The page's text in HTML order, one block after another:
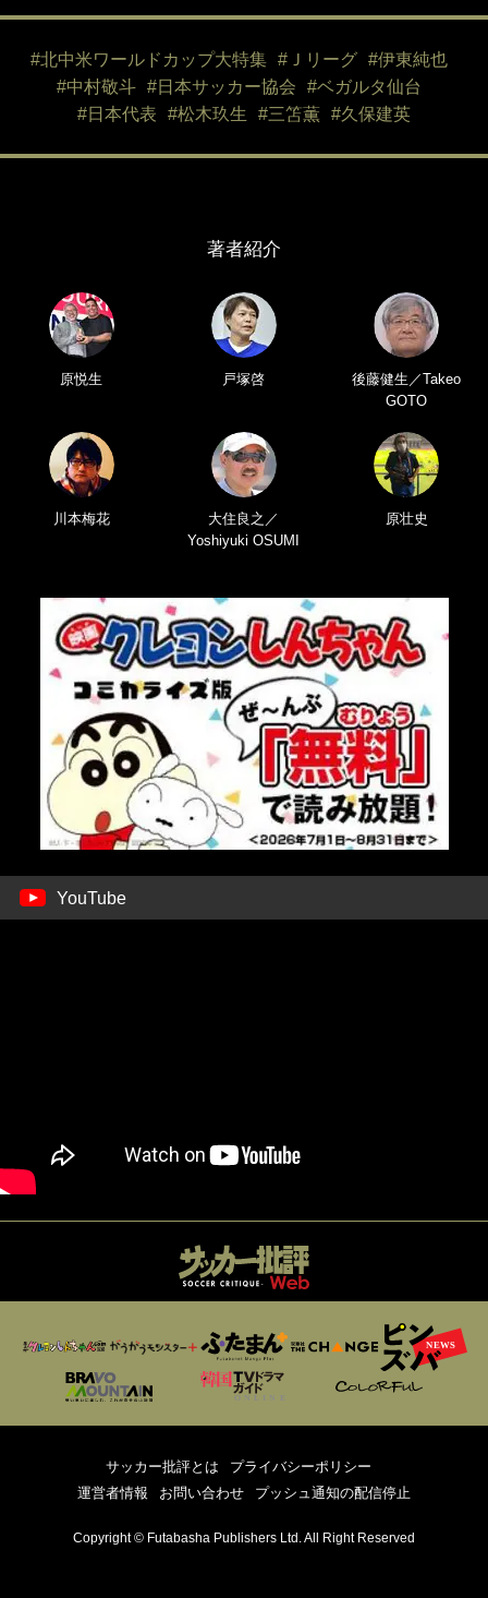
#北中米ワールドカップ大特集 #Ｊリーグ
#伊東純也
#中村敬斗
#日本サッカー協会
#ベガルタ仙台
#日本代表
#松木玖生 #三笘薫 #久保建英
著者紹介
原悦生 戸塚啓
後藤健生／Takeo
GOTO
川本梅花
大住良之／
Yoshiyuki OSUMI
原壮史
YouTube
サッカー批評とは
プライバシーポリシー
運営者情報
お問い合わせ プッシュ通知の配信停止
Copyright © Futabasha Publishers Ltd. All Right Reserved